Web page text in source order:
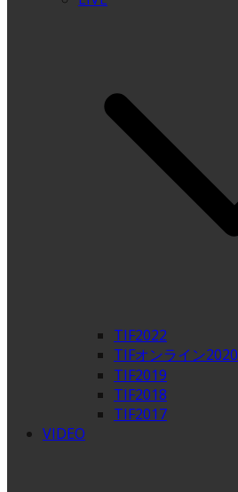
TIF2022
TIFオンライン2020
TIF2019
TIF2018
TIF2017
VIDEO